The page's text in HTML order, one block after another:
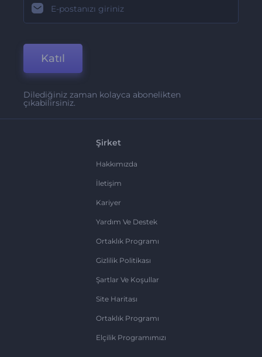
Katıl
Dilediğiniz zaman kolayca abonelikten
çıkabilirsiniz.
Şirket
Hakkımızda
İletişim
Kariyer
Yardım Ve Destek
Ortaklık Programı
Gizlilik Politikası
Şartlar Ve Koşullar
Site Haritası
Ortaklık Programı
Elçilik Programımızı